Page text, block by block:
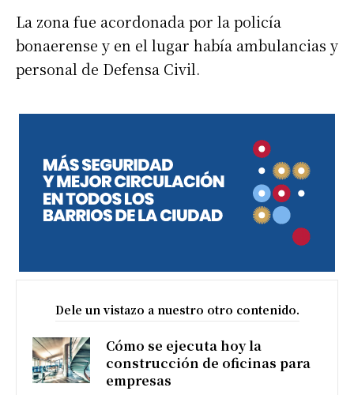
La zona fue acordonada por la policía
bonaerense y en el lugar había ambulancias y
personal de Defensa Civil.
Dele un vistazo a nuestro otro contenido.
Cómo se ejecuta hoy la
construcción de oficinas para
empresas